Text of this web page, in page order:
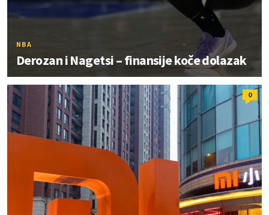
NBA
Derozan i Nagetsi – finansije koče dolazak
0